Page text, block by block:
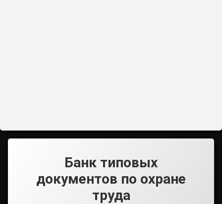
Банк типовых
документов по охране
труда